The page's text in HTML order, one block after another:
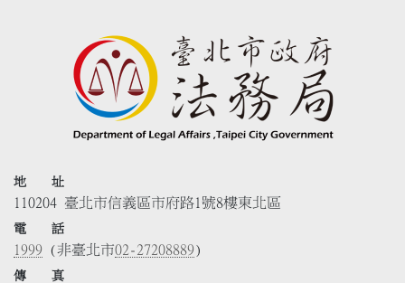
地 址
110204 臺北市信義區市府路1號8樓東北區
電 話
1999 (非臺北市02-27208889)
傳 真